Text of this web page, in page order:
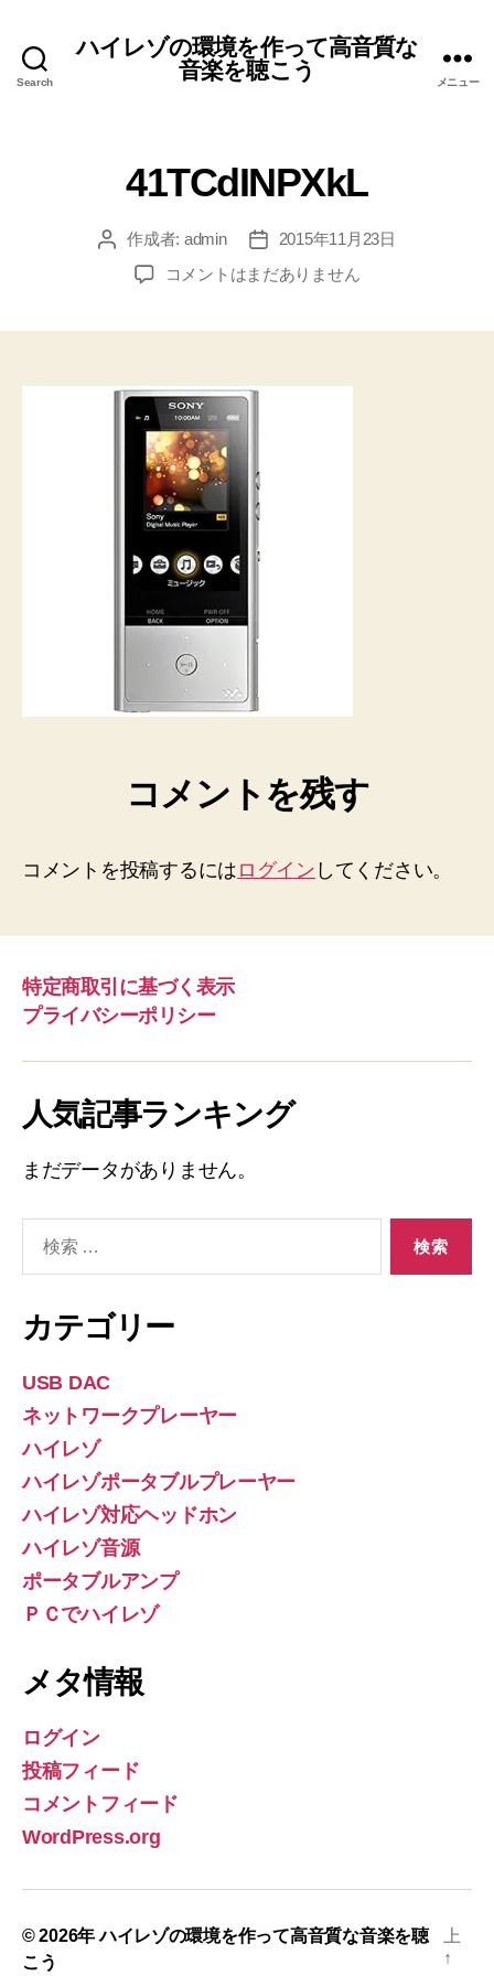
Search
ハイレゾの環境を作って高音質な
音楽を聴こう
メニュー
41TCdINPXkL
投 作成者: admin
投
稿
日
2015年11月23日
41TCdINPXkL
コメントはまだありません
コメントを残す
コメントを投稿するには ログイン してください。
特定商取引に基づく表示
プライバシーポリシー
人気記事ランキング
まだデータがありません。
象:
カテゴリー
USB DAC
ネットワークプレーヤー
ハイレゾ
ハイレゾポータブルプレーヤー
ハイレゾ対応ヘッドホン
ハイレゾ音源
ポータブルアンプ
ＰＣでハイレゾ
メタ情報
ログイン
投稿フィード
コメントフィード
WordPress.org
© 2026年ハイレゾの環境を作って高音質な音楽を聴
こう
上
↑